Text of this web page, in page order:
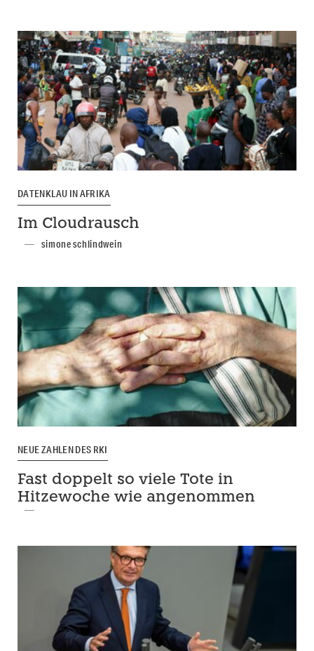
DATENKLAU IN AFRIKA
Im Cloudrausch
simone schlindwein
NEUE ZAHLEN DES RKI
Fast doppelt so viele Tote in
Hitzewoche wie angenommen